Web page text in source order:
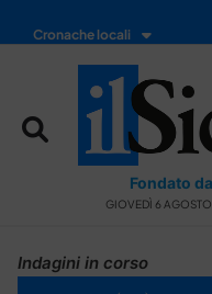
Cronache locali
Fondato
GIOVEDÌ 6
Indagini in corso